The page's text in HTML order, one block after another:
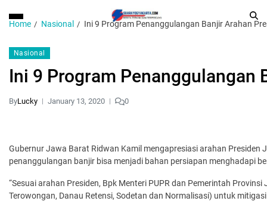
Home Nasional Ini 9 Program Penanggulangan Banjir Arahan
Nasional
Ini 9 Program
ByLucky January 13, 2020 0
Gubernur Jawa Barat Ridwan Kamil mengapresiasi arahan
penanggulangan banjir bisa menjadi bahan persiapan menghadapi
“Sesuai arahan Presiden, Bpk Menteri PUPR dan Pemerintah
Terowongan, Danau Retensi, Sodetan dan Normalisasi) untuk